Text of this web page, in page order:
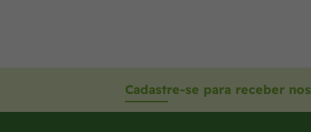
Cadastre-se para receber